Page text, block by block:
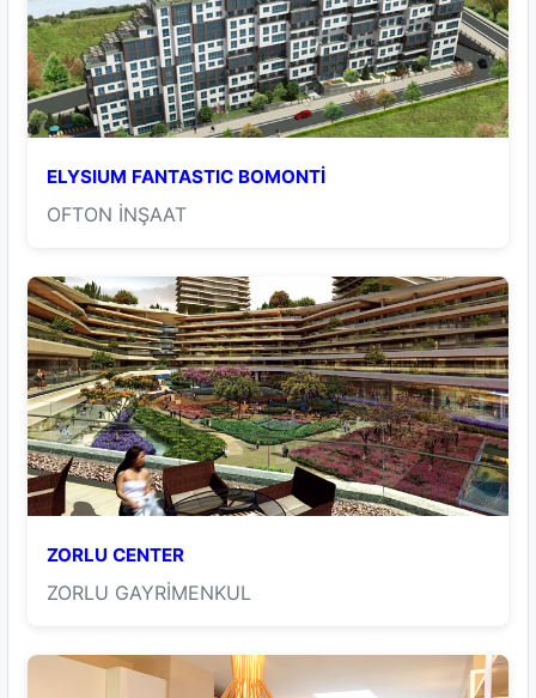
ELYSIUM FANTASTIC BOMONTİ
OFTON İNŞAAT
ZORLU CENTER
ZORLU GAYRİMENKUL